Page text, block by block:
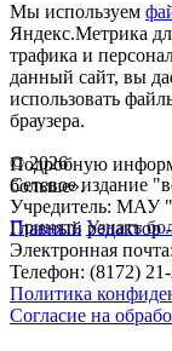
©2026
Сетевое издание
Учредитель: МАУ
Главный
Электронная
Телефон: (8172)
Политика
Согласие на
Мы используем
Яндекс.Метрика
трафика и
данный сайт, вы
использовать
браузера.
Подробную
больше».
Принять Узнать